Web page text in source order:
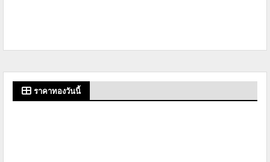
ราคาทองวันนี้